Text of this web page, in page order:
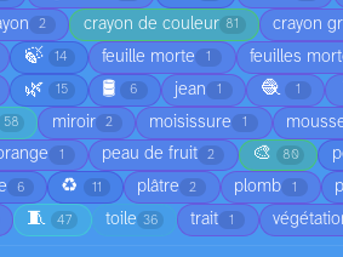
2 crayon de couleur 81 crayon
🍃 14 feuille morte 1 feuilles
🌿 15 🛢️ 6 jean 1 🧶 1
58 miroir 2 moisissure 1
1 peau de fruit 2 🎨 80
6 ♻️ 11 plâtre 2 plomb 1
🧵 47 toile 36 trait 1